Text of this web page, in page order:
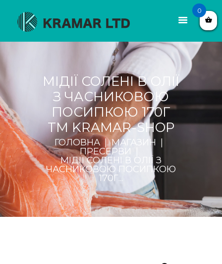
МІДІЇ СОЛЕНІ В ОЛІЇ
З ЧАСНИКОВОЮ
ПОСИПКОЮ 170Г
TM KRAMAR-SHOP
ГОЛОВНА
МАГАЗИН
ПРЕСЕРВИ
МІДІЇ СОЛЕНІ В ОЛІЇ З
ЧАСНИКОВОЮ ПОСИПКОЮ
170Г...
0